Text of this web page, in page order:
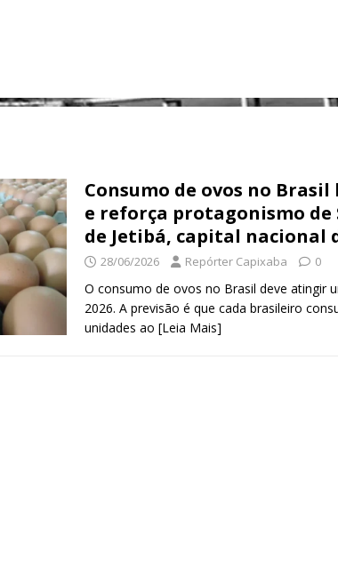
Consumo de ovos no
e reforça protagonismo de
de Jetibá, capital nacional
28/06/2026 Repórter Capixaba 0
O consumo de ovos no Brasil deve atingir
2026. A previsão é que cada brasileiro
unidades ao [Leia Mais]